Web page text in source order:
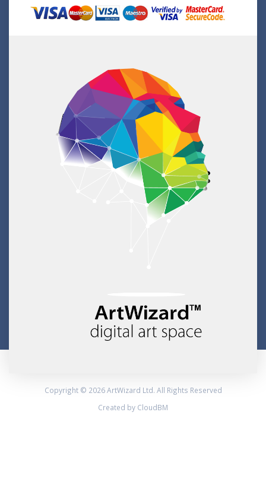
Copyright © 2026 ArtWizard Ltd. All Rights Reserved
Created by CloudBM